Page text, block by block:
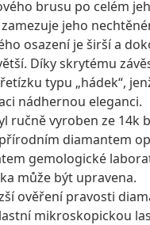
brusu po celém
jeho
osazení je širší a
Díky skrytému
typu „hádek“,
nádhernou eleganci.
ručně vyroben ze 14k
diamantem
gemologické
může být upravena.
ověření pravosti
mikroskopickou